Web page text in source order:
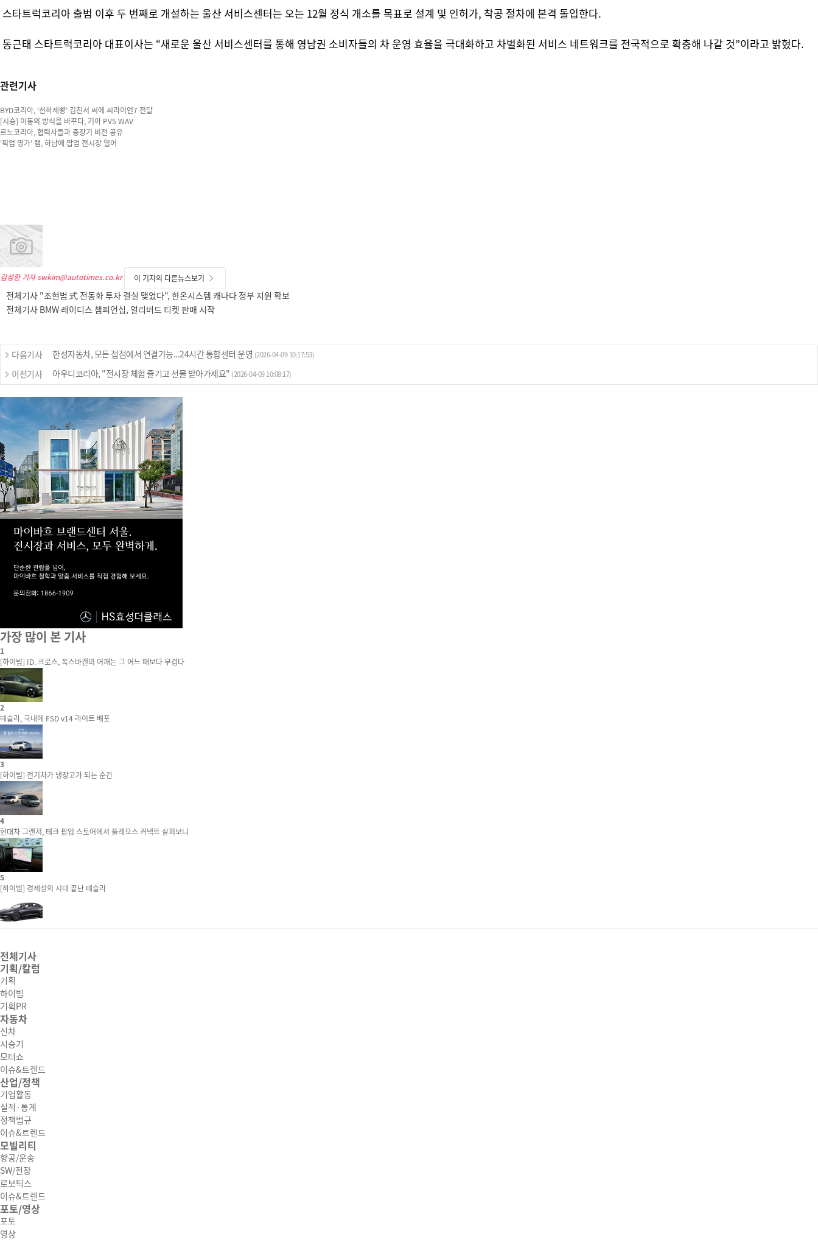
스타트럭코리아 출범 이후 두 번째로 개설하는 울산 서비스센터는 오는 12월 정식 개소를 목표로 설계 및 인허가, 착공 절차에 본격 돌입한다.
동근태 스타트럭코리아 대표이사는 “새로운 울산 서비스센터를 통해 영남권 소비자들의 차 운영 효율을 극대화하고 차별화된 서비스 네트워크를 전국적으로 확충해 나갈 것”이라고 밝혔다.
관련기사
BYD코리아, ‘천하제빵’ 김진서 씨에 씨라이언7 전달
[시승] 이동의 방식을 바꾸다, 기아 PV5 WAV
르노코리아, 협력사들과 중장기 비전 공유
'픽업 명가' 램, 하남에 팝업 전시장 열어
김성환 기자 swkim@autotimes.co.kr 이 기자의 다른뉴스보기
전체기사 "조현범 式 전동화 투자 결실 맺었다", 한온시스템 캐나다 정부 지원 확보
전체기사 BMW 레이디스 챔피언십, 얼리버드 티켓 판매 시작
다음기사 한성자동차, 모든 접점에서 연결가능...24시간 통합센터 운영 (2026-04-09 10:17:53)
이전기사 아우디코리아, "전시장 체험 즐기고 선물 받아가세요" (2026-04-09 10:08:17)
가장 많이 본 기사
1
[하이빔] ID. 크로스, 폭스바겐의 어깨는 그 어느 때보다 무겁다
2
테슬라, 국내에 FSD v14 라이트 배포
3
[하이빔] 전기차가 냉장고가 되는 순간
4
현대차 그랜저, 테크 팝업 스토어에서 플레오스 커넥트 살펴보니
5
[하이빔] 경제성의 시대 끝난 테슬라
전체기사
기획/칼럼
기획
하이빔
기획PR
자동차
신차
시승기
모터쇼
이슈&트렌드
산업/정책
기업활동
실적·통계
정책법규
이슈&트렌드
모빌리티
항공/운송
SW/전장
로보틱스
이슈&트렌드
포토/영상
포토
영상